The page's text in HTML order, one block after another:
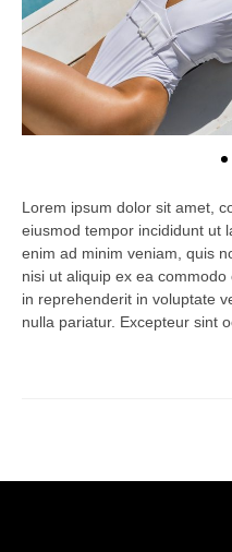
Lorem ipsum dolor sit amet,
eiusmod tempor incididunt ut
enim ad minim veniam, quis
nisi ut aliquip ex ea
in reprehenderit in voluptate
nulla pariatur. Excepteur sint